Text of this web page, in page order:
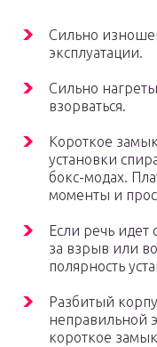
Сильно
эксплуатации.
Сильно
взорваться.
Короткое
установки
бокс-модах.
моменты и
Если речь идет
за взрыв или
полярность
Разбитый
неправильной
короткое